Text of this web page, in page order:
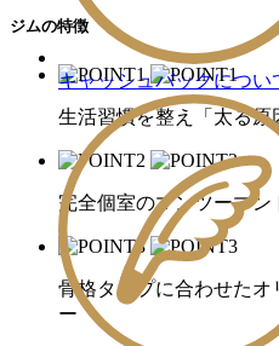
キャッシュバックについ
ジムの特徴
生活習慣を整え「太る原
完全個室のマンツーマン
骨格タイプに合わせたオ
ー